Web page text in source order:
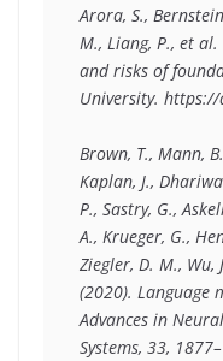
Arora, S.,
M., Liang, P., et
and risks of
University.
Brown, T., Mann,
Kaplan, J.,
P., Sastry, G.,
A., Krueger, G.,
Ziegler, D. M., Wu,
(2020). Language
Advances in
Systems, 33,